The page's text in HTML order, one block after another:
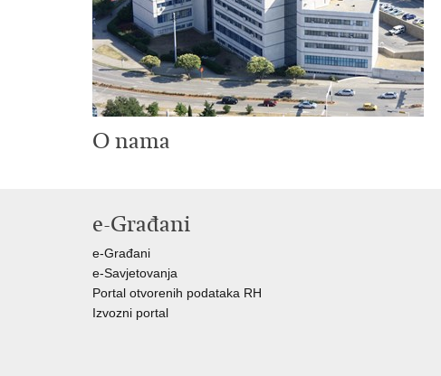
O nama
e-Građani
e-Građani
e-Savjetovanja
Portal otvorenih podataka RH
Izvozni portal